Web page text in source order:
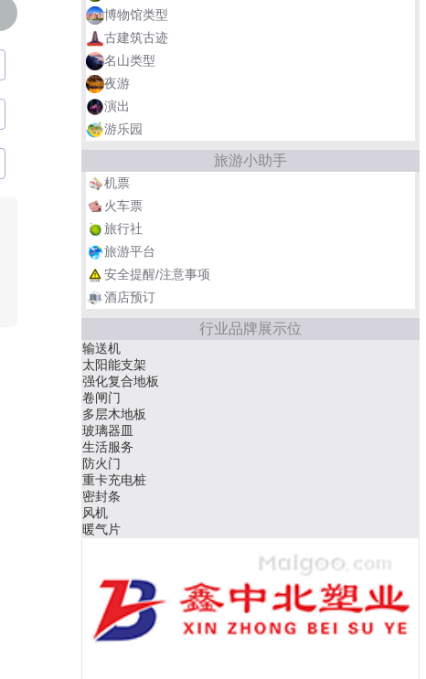
10 三星堆遗址
良渚遗址
土司遗址
交河故城
博物馆类型
古建筑古迹
名山类型
夜游
演出
游乐园
旅游小助手
机票
火车票
旅行社
旅游平台
安全提醒/注意事项
酒店预订
行业品牌展示位
智慧消防
硅橡胶
PVC地板
牙线
隔热服
水电/线材/管材
麻将机
整体家装
桥架
护理床
实木地板
汽车充电桩